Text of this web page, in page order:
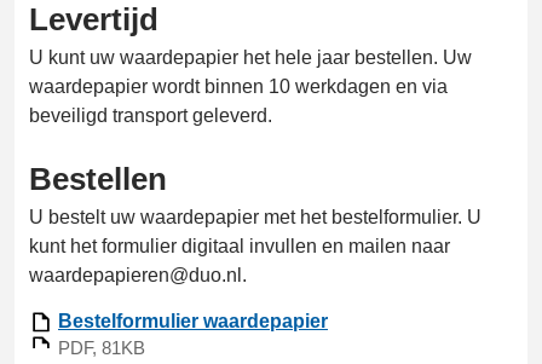
Levertijd
U kunt uw waardepapier het hele jaar bestellen. Uw
waardepapier wordt binnen 10 werkdagen en via
beveiligd transport geleverd.
Bestellen
U bestelt uw waardepapier met het bestelformulier. U
kunt het formulier digitaal invullen en mailen naar
waardepapieren@duo.nl.
Bestelformulier waardepapier
PDF, 81KB